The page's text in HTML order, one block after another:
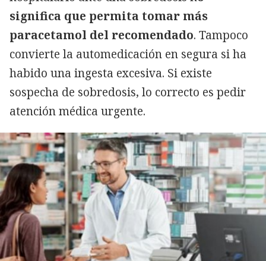
significa que permita tomar más
paracetamol del recomendado. Tampoco
convierte la automedicación en segura si ha
habido una ingesta excesiva. Si existe
sospecha de sobredosis, lo correcto es pedir
atención médica urgente.